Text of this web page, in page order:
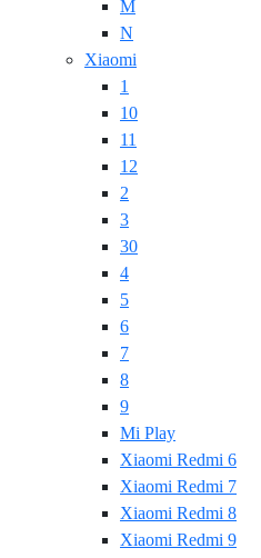
M
N
Xiaomi
1
10
11
12
2
3
30
4
5
6
7
8
9
Mi Play
Xiaomi Redmi 6
Xiaomi Redmi 7
Xiaomi Redmi 8
Xiaomi Redmi 9